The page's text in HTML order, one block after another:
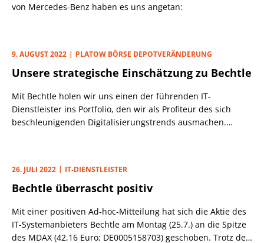
von Mercedes-Benz haben es uns angetan:
9. AUGUST 2022 PLATOW BÖRSE DEPOTVERÄNDERUNG
Unsere strategische Einschätzung zu Bechtle
Mit Bechtle holen wir uns einen der führenden IT-
Dienstleister ins Portfolio, den wir als Profiteur des sich
beschleunigenden Digitalisierungstrends ausmachen.
zu verbessern.
26. JULI 2022 IT-DIENSTLEISTER
Bechtle überrascht positiv
Mit einer positiven Ad-hoc-Mitteilung hat sich die Aktie des
IT-Systemanbieters Bechtle am Montag (25.7.) an die Spitze
des MDAX (42,16 Euro; DE0005158703) geschoben. Trotz der